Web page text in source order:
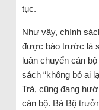
tục.
Như vậy, chính
được báo trước là
luân chuyển cán
sách “không bỏ ai
Trà, cũng đang
cán bộ. Bà Bộ